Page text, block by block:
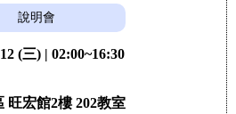
說明會
(三) | 02:00~16:30
旺宏館2樓 202教室